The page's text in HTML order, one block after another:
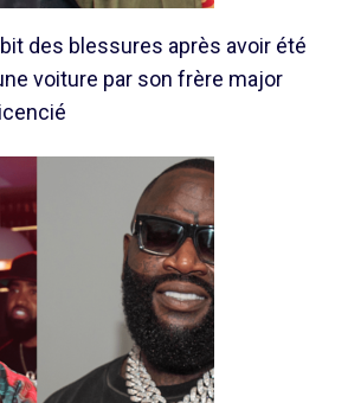
des blessures après avoir été
voiture par son frère major